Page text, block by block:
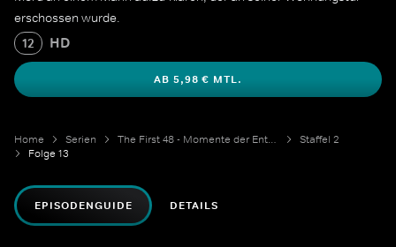
erschossen wurde.
12
HD
AB 5,98 € MTL.
Home Serien The First 48 - Momente der Entscheidung
Staffel 2
Folge 13
EPISODENGUIDE DETAILS